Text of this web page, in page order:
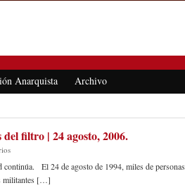
Anarquista Archivo
filtro | 24 agosto, 2006.
El 24 de agosto de 1994, miles de personas
militantes […]